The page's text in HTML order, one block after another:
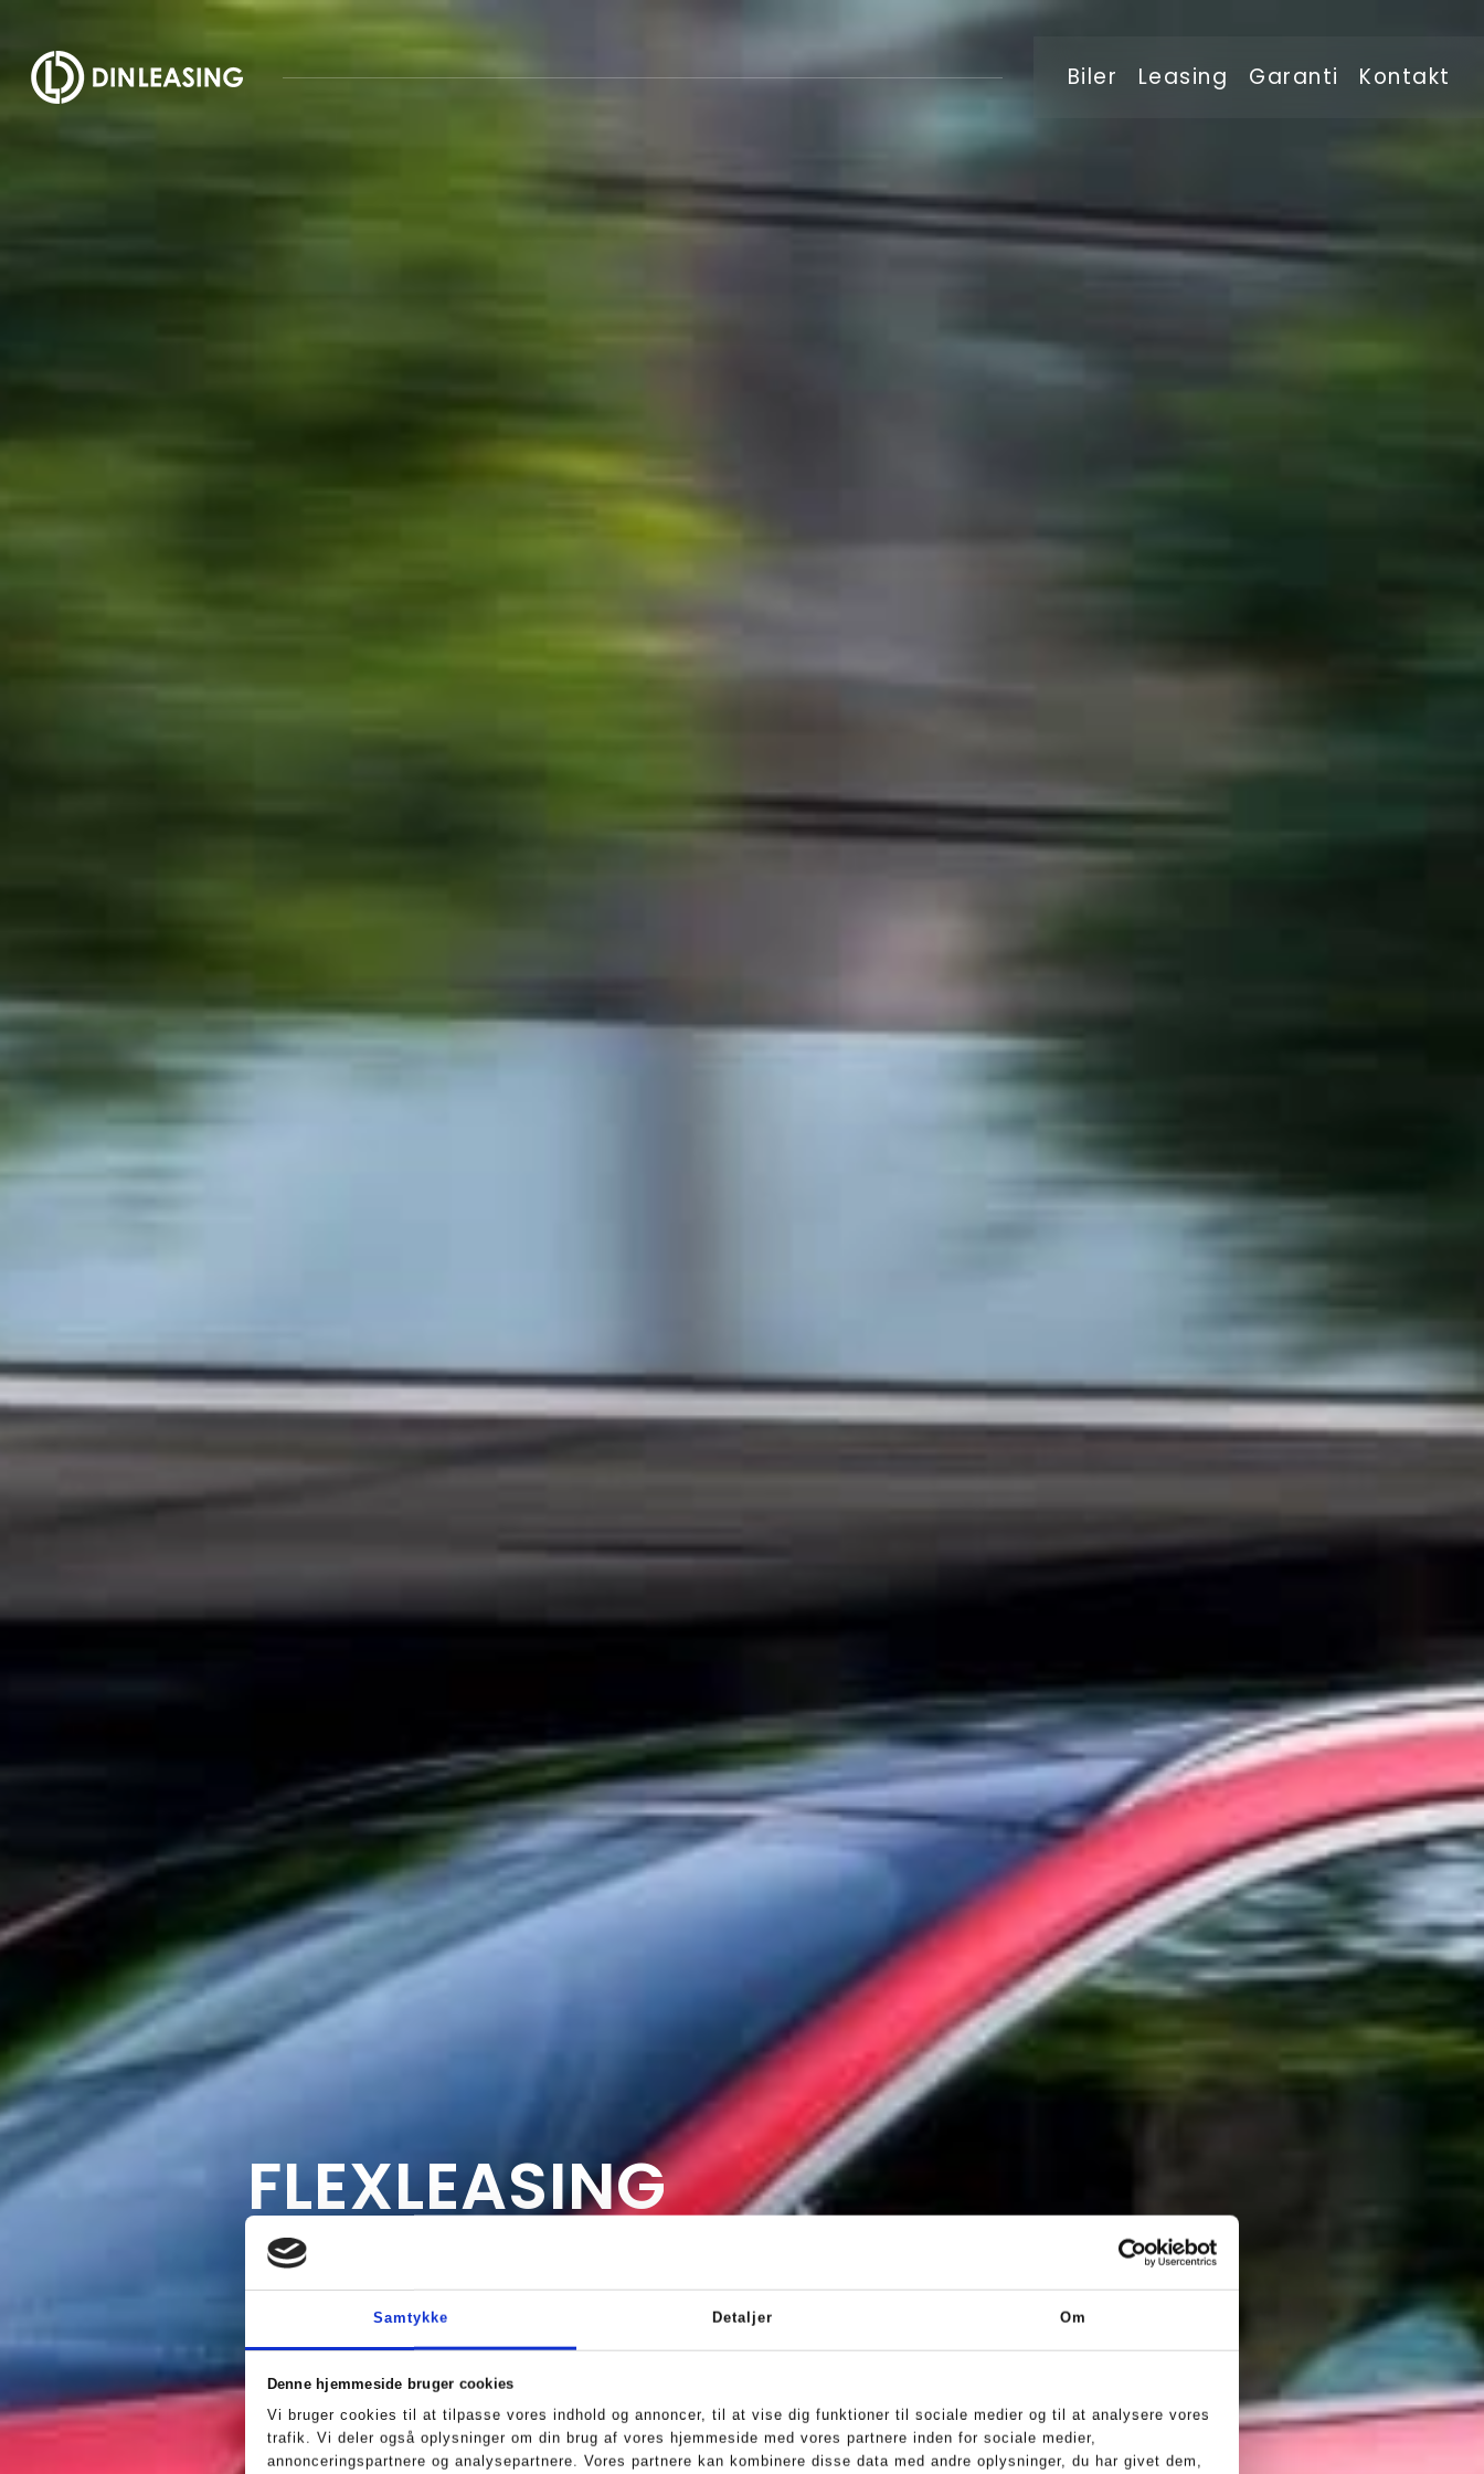
Samtykke Detaljer Om
Denne hjemmeside bruger cookies
Vi bruger cookies til at tilpasse vores indhold og annoncer, til at vise dig funktioner til sociale medier og til at analysere vores
trafik. Vi deler også oplysninger om din brug af vores hjemmeside med vores partnere inden for sociale medier,
annonceringspartnere og analysepartnere. Vores partnere kan kombinere disse data med andre oplysninger, du har givet dem,
Biler Leasing Garanti Kontakt
FLEXLEASING
PRIVAT
- Skab overblik og spar
penge
Med en privatleasing-aftale hos